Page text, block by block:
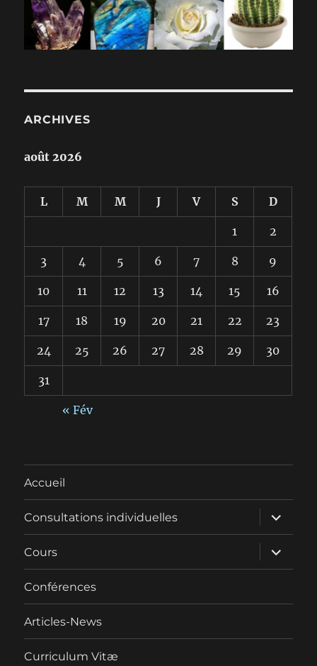
ARCHIVES
août 2026
L M M J V S D
1 2
3 4 5 6 7 8 9
10 11 12 13 14 15 16
17 18 19 20 21 22 23
24 25 26 27 28 29 30
31
« Fév
Accueil
Consultations individuelles
ouvrir
le
sous-
menu
Cours
ouvrir
le
sous-
Conférences
Articles-News
Curriculum Vitæ